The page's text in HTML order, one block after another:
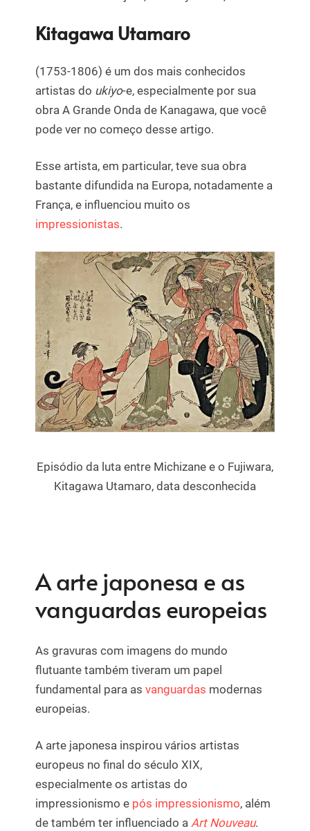
Kitagawa Utamaro
(1753-1806) é um dos mais conhecidos
artistas do ukiyo-e, especialmente por sua
obra A Grande Onda de Kanagawa, que você
pode ver no começo desse artigo.
Esse artista, em particular, teve sua obra
bastante difundida na Europa, notadamente a
França, e influenciou muito os
impressionistas.
Episódio da luta entre Michizane e o Fujiwara,
Kitagawa Utamaro, data desconhecida
A arte japonesa e as
vanguardas europeias
As gravuras com imagens do mundo
flutuante também tiveram um papel
fundamental para as vanguardas modernas
europeias.
A arte japonesa inspirou vários artistas
europeus no final do século XIX,
especialmente os artistas do
impressionismo e pós impressionismo, além
de também ter influenciado a Art Nouveau.